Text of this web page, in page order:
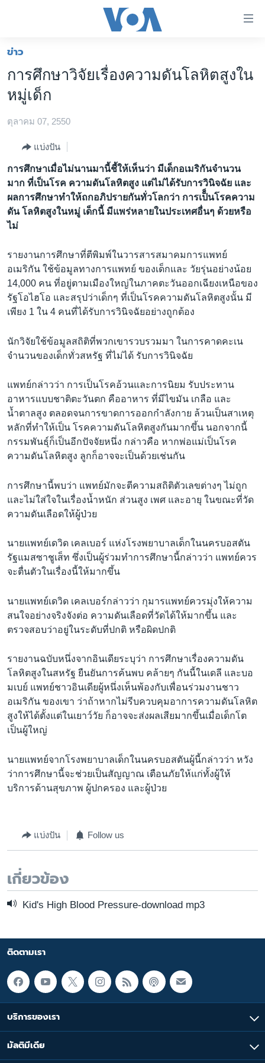
ต่อ
ไป
เนื้อหา
ข้าม
หลัก
ข้าม
ไป
การ
โลก
เอเชีย
สหรัฐฯ
ไทย
ธุรกิจ
วิทยาศาสตร์
สังคมและสุขภาพ
ไลฟ์สไตล์
ตรวจสอบข่าว
เรียนรู้ภาษาอังกฤษ
พอดคาสต์
เลือกภาษา
ข่าว
การศึกษาวิจัยเรื่องความดันโลหิตสูงใน
หมู่เด็ก
ตุลาคม 07, 2550
แบ่งปัน
การศึกษาเมื่อไม่นานมานี้ชี้ให้เห็นว่า มีเด็กอเมริกันจำนวน
มาก ที่เป็นโรค ความดันโลหิตสูง แต่ไม่ได้รับการวินิจฉัย และ
ผลการศึกษาทำให้ถกอภิปรายกันทั่วโลกว่า การเป็็นโรคความ
ดัน โลหิตสูงในหมู่ เด็กนี้ มีแพร่หลายในประเทศอื่นๆ ด้วยหรือ
ไม่
รายงานการศึกษาที่ตีพิมพ์ในวารสารสมาคมการแพทย์
อเมริกัน ใช้ข้อมูลทางการแพทย์ ของเด็กและ วัยรุ่นอย่างน้อย
14,000 คน ที่อยู่ตามเมืองใหญ่ในภาคตะวันออกเฉียงเหนือของ
รัฐโอไฮโอ และสรุปว่าเด็กๆ ที่เป็นโรคความดันโลหิตสูงนั้น มี
เพียง 1 ใน 4 คนที่ได้รับการวินิจฉัยอย่างถูกต้อง
นักวิจัยใช้ข้อมูลสถิติที่พวกเขารวบรวมมา ในการคาดคะเน
จำนวนของเด็กทั่วสหรัฐ ที่ไม่ได้ รับการวินิจฉัย
แพทย์กล่าวว่า การเป็นโรคอ้วนและการนิยม รับประทาน
อาหารแบบชาติตะวันตก คืออาหาร ที่มีไขมัน เกลือ และ
น้ำตาลสูง ตลอดจนการขาดการออกกำลังกาย ล้วนเป็นสาเหตุ
หลักที่ทำให้เป็น โรคความดันโลหิตสูงกันมากขึ้น นอกจากนี้
กรรมพันธุ์ก็เป็นอีกปัจจัยหนึ่ง กล่าวคือ หากพ่อแม่เป็นโรค
ความดันโลหิตสูง ลูกก็อาจจะเป็นด้วยเช่นกัน
การศึกษานี้พบว่า แพทย์มักจะตีความสถิติตัวเลขต่างๆ ไม่ถูก
และไม่ใส่ใจในเรื่องน้ำหนัก ส่วนสูง เพศ และอายุ ในขณะที่วัด
ความดันเลือดให้ผู้ป่วย
นายแพทย์เดวิด เคลเบอร์ แห่งโรงพยาบาลเด็กในนครบอสตัน
รัฐแมสซาชูเส็ท ซึ่งเป็นผู้ร่วมทำการศึกษานี้กล่าวว่า แพทย์ควร
จะตื่นตัวในเรื่องนี้ให้มากขึ้น
นายแพทย์เดวิด เคลเบอร์กล่าวว่า กุมารแพทย์ควรมุ่งให้ความ
สนใจอย่างจริงจังต่อ ความดันเลือดที่วัดได้ให้มากขึ้น และ
ตรวจสอบว่าอยู่ในระดับที่ปกติ หรือผิดปกติ
รายงานฉบับหนึ่งจากอินเดียระบุว่า การศึกษาเรื่องความดัน
โลหิตสูงในสหรัฐ ยืนยันการค้นพบ คล้ายๆ กันนี้ในเดลี และบอ
มเบย์ แพทย์ชาวอินเดียผู้หนึ่งเห็นพ้องกับเพื่อนร่วมงานชาว
อเมริกัน ของเขา ว่าถ้าหากไม่รีบควบคุมอาการความดันโลหิต
สูงให้ได้ตั้งแต่ในเยาว์วัย ก็อาจจะส่งผลเสียมากขึ้นเมื่อเด็กโต
เป็นผู้ใหญ่
นายแพทย์จากโรงพยาบาลเด็กในนครบอสตันผู้นี้กล่าวว่า หวัง
ว่าการศึกษานี้จะช่วยเป็นสัญญาณ เตือนภัยให้แก่ทั้งผู้ให้
บริการด้านสุขภาพ ผู้ปกครอง และผู้ป่วย
แบ่งปัน Follow us
เกี่ยวข้อง
Kid's High Blood Pressure-download mp3
ติดตามเรา
บริการของเรา
มัลติมีเดีย